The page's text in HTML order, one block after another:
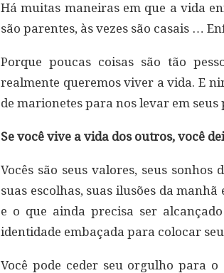
Há muitas maneiras em que a vida
são parentes, às vezes são casais …
Porque poucas coisas são tão
realmente queremos viver a vida. E
de marionetes para nos levar em
Se você vive a vida dos outros, você
Vocês são seus valores, seus sonhos
suas escolhas, suas ilusões da
e o que ainda precisa ser
identidade embaçada para colocar
Você pode ceder seu orgulho para